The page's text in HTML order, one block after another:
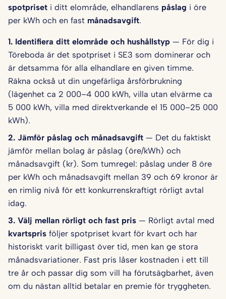
spotpriset i ditt elområde, elhandlarens påslag i öre
per kWh och en fast månadsavgift.
1. Identifiera ditt elområde och hushålls­typ — För dig i
Töreboda är det spotpriset i SE3 som dominerar och
är detsamma för alla elhandlare en given timme.
Räkna också ut din ungefärliga årsförbrukning
(lägenhet ca 2 000–4 000 kWh, villa utan elvärme ca
5 000 kWh, villa med direktverkande el 15 000–25 000
kWh).
2. Jämför påslag och månadsavgift — Det du faktiskt
jämför mellan bolag är påslag (öre/kWh) och
månadsavgift (kr). Som tumregel: påslag under 8 öre
per kWh och månadsavgift mellan 39 och 69 kronor är
en rimlig nivå för ett konkurrenskraftigt rörligt avtal
idag.
3. Välj mellan rörligt och fast pris — Rörligt avtal med
kvartspris följer spotpriset kvart för kvart och har
historiskt varit billigast över tid, men kan ge stora
månadsvariationer. Fast pris låser kostnaden i ett till
tre år och passar dig som vill ha förutsägbarhet, även
om du nästan alltid betalar en premie för tryggheten.